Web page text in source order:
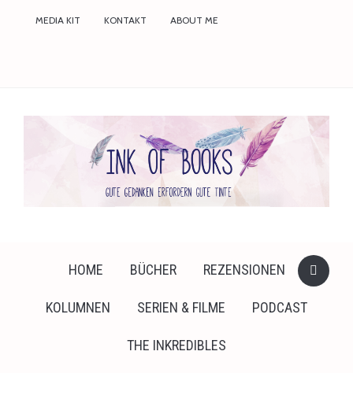
MEDIA KIT KONTAKT ABOUT ME
HOME BÜCHER REZENSIONEN
KOLUMNEN SERIEN & FILME PODCAST
THE INKREDIBLES